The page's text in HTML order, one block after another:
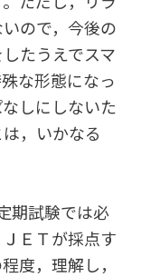
ので，今後の
たうえでスマ
な形態になっ
しにしないた
，いかなる
期試験では必
ＥＴが採点す
度，理解し，